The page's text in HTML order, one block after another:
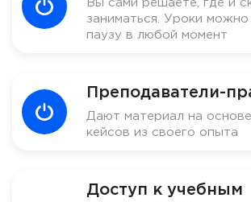
Вы сами решаете, где и
заниматься. Уроки можно
паузу в любой момент
Преподаватели-
Дают материал на
кейсов из своего опыта
Доступ к учебным